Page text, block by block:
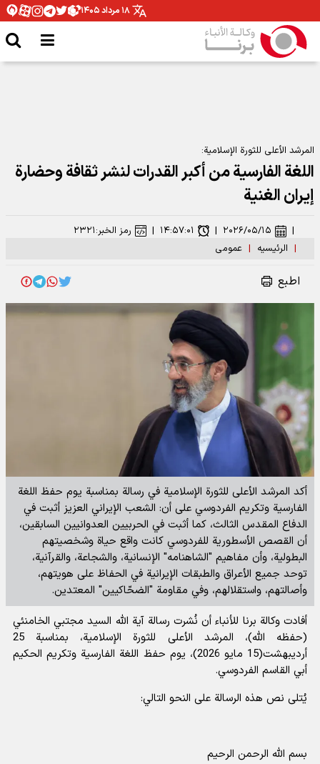
۱۸ مرداد ۱۴۰۵
المرشد الأعلى للثورة الإسلامية:
اللغة الفارسية من أكبر القدرات لنشر ثقافة وحضارة
إيران الغنية
| الرئیسیه | عمومی
| ۲۰۲۶/۰۵/۱۵ | ۱۴:۵۷:۰۱ | رمز الخبر:۲۳۲۱
اطبع
أكد المرشد الأعلى للثورة الإسلامية في رسالة بمناسبة يوم حفظ اللغة
الفارسية وتكريم الفردوسي على أن: الشعب الإيراني العزيز أثبت في
الدفاع المقدس الثالث، كما أثبت في الحربيين العدوانيين السابقين،
أن القصص الأسطورية للفردوسي كانت واقع حياة وشخصيتهم
البطولية، وأن مفاهيم "الشاهنامه" الإنسانية، والشجاعة، والقرآنية،
توحد جميع الأعراق والطبقات الإيرانية في الحفاظ على هويتهم،
وأصالتهم، واستقلالهم، وفي مقاومة "الضحّاكيين" المعتدين.
أفادت وكالة برنا للأنباء أن نُشرت رسالة آية الله السيد مجتبي الخامنئي
(حفظه الله)، المرشد الأعلى للثورة الإسلامية، بمناسبة 25
أرديبهشت(15 مايو 2026)، يوم حفظ اللغة الفارسية وتكريم الحكيم
أبي القاسم الفردوسي.
يُتلى نص هذه الرسالة على النحو التالي:
بسم الله الرحمن الرحيم